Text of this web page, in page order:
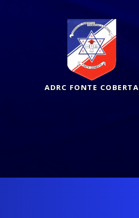
ADRC FONTE COBERTA